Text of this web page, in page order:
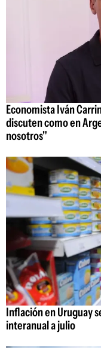
Economista Iván
discuten como en
nosotros"
Inflación en Uruguay
interanual a julio